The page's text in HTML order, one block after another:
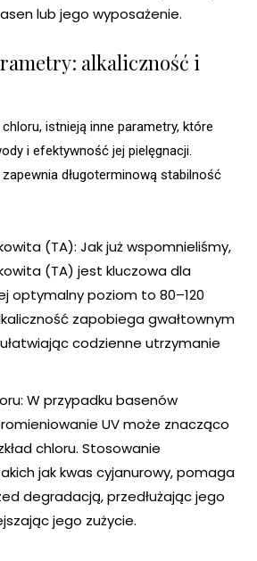
lub jego wyposażenie.
alkaliczność i
istnieją inne parametry, które
i efektywność jej pielęgnacji.
długoterminową stabilność
(TA): Jak już wspomnieliśmy,
(TA) jest kluczowa dla
optymalny poziom to 80–120
zapobiega gwałtownym
codzienne utrzymanie
W przypadku basenów
UV może znacząco
chloru. Stosowanie
jak kwas cyjanurowy, pomaga
degradacją, przedłużając jego
jego zużycie.